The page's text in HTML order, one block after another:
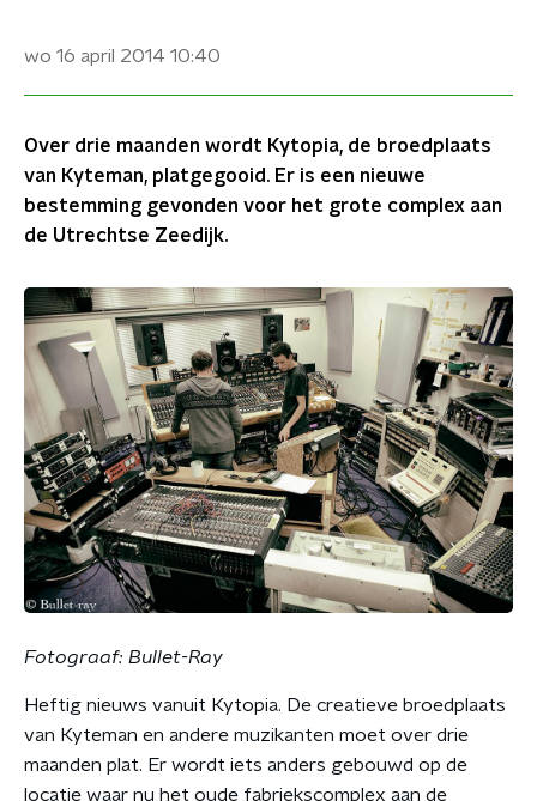
wo 16 april 2014 10:40
Over drie maanden wordt Kytopia, de broedplaats
van Kyteman, platgegooid. Er is een nieuwe
bestemming gevonden voor het grote complex aan
de Utrechtse Zeedijk.
Fotograaf: Bullet-Ray
Heftig nieuws vanuit Kytopia. De creatieve broedplaats
van Kyteman en andere muzikanten moet over drie
maanden plat. Er wordt iets anders gebouwd op de
locatie waar nu het oude fabriekscomplex aan de